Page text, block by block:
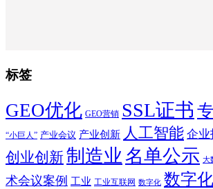
标签
GEO优化 GEO营销 SSL证书
“小巨人” 产业会议 产业创新 人工智能 企业
创业创新制造业 名单公示 大
术会议案例 工业 工业互联网 数字化 数字